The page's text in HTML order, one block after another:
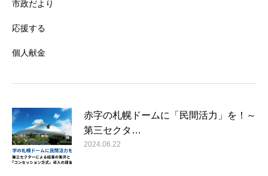
市政だより
応援する
個人献金
赤字の札幌ドームに「民間活力」を！～
第三セクタ…
2024.06.22